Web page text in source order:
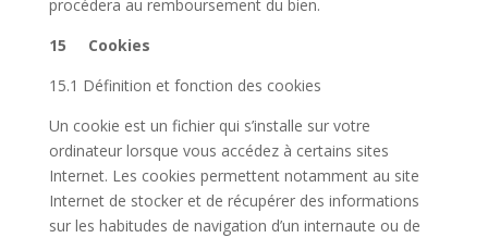
procédera au remboursement du bien.
15 Cookies
15.1 Définition et fonction des cookies
Un cookie est un fichier qui s’installe sur votre
ordinateur lorsque vous accédez à certains sites
Internet. Les cookies permettent notamment au site
Internet de stocker et de récupérer des informations
sur les habitudes de navigation d’un internaute ou de